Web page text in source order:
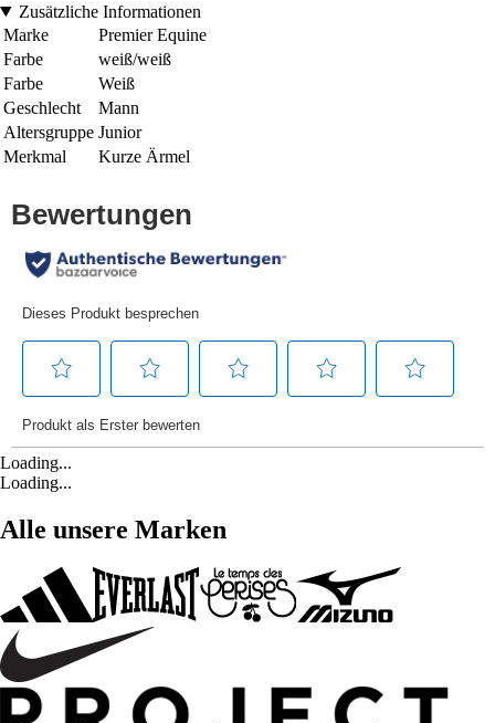
Zusätzliche Informationen
Marke
Premier Equine
Farbe
weiß/weiß
Farbe
Weiß
Geschlecht
Mann
Altersgruppe Junior
Merkmal
Kurze Ärmel
Loading...
Loading...
Alle unsere Marken